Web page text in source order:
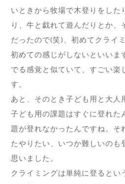
いときから牧場で木登りをした
り、牛と戯れて遊んだりとか、
だったので(笑)、初めてクライ
初めての感じがしないといいま
でる感覚と似ていて、すごい楽
す。
あと、そのとき子ども用と大人
子ども用の課題はすぐに登れた
題が登れなかったんですね。そ
たやりたい、いつか難しいのも
思いました。
クライミングは単純に登るとい